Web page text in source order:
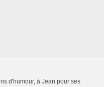
d'humour, à Jean pour ses